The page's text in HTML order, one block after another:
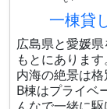
一棟貸
広島県と愛媛
もとにありま
内海の絶景は格
B棟はプライベ